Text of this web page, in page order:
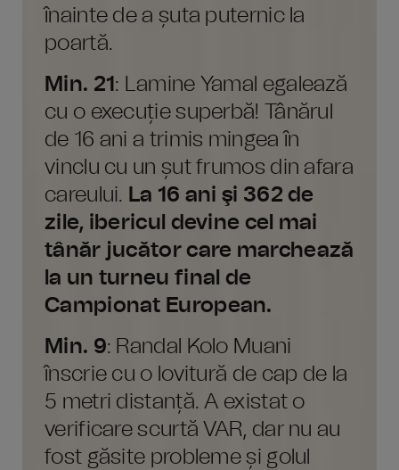
înainte de a șuta puternic la
poartă.
Min. 21 : Lamine Yamal egalează
cu o execuție superbă! Tânărul
de 16 ani a trimis mingea în
vinclu cu un șut frumos din afara
careului. La 16 ani şi 362 de
zile, ibericul devine cel mai
tânăr jucător care marchează
la un turneu final de
Campionat European.
Min. 9: Randal Kolo Muani
înscrie cu o lovitură de cap de la
5 metri distanță. A existat o
verificare scurtă VAR, dar nu au
fost găsite probleme și golul